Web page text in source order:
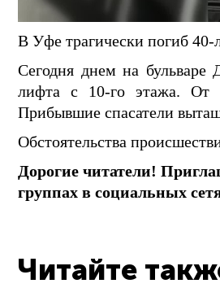
В Уфе трагически погиб
Сегодня днем на бульваре
лифта с 10-го этажа. От
Прибывшие спасатели
Обстоятельства
Дорогие читатели!
группах в социальных
Читайте